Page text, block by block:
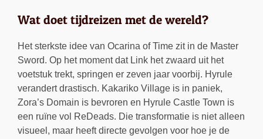
Wat doet tijdreizen met de wereld?
Het sterkste idee van Ocarina of Time zit in de Master
Sword. Op het moment dat Link het zwaard uit het
voetstuk trekt, springen er zeven jaar voorbij. Hyrule
verandert drastisch. Kakariko Village is in paniek,
Zora’s Domain is bevroren en Hyrule Castle Town is
een ruïne vol ReDeads. Die transformatie is niet alleen
visueel, maar heeft directe gevolgen voor hoe je de